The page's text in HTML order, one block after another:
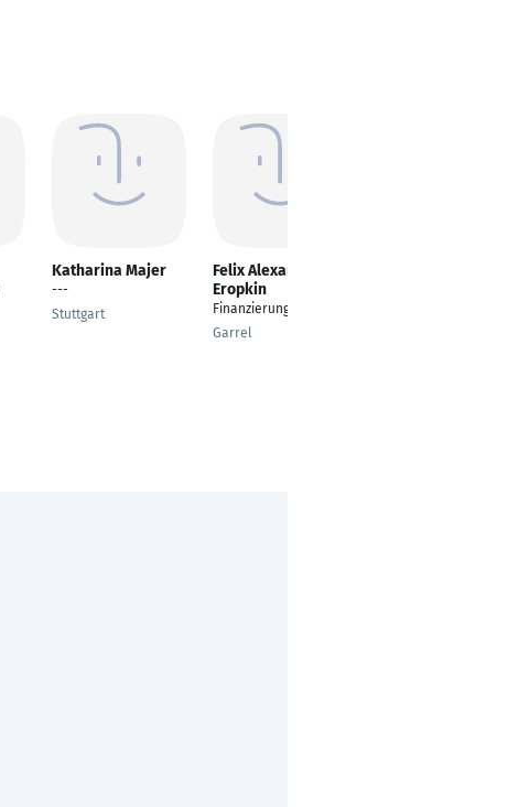
Katharina Majer
---
Stuttgart
Felix Alexander
Eropkin
Finanzierungsberater
Garrel